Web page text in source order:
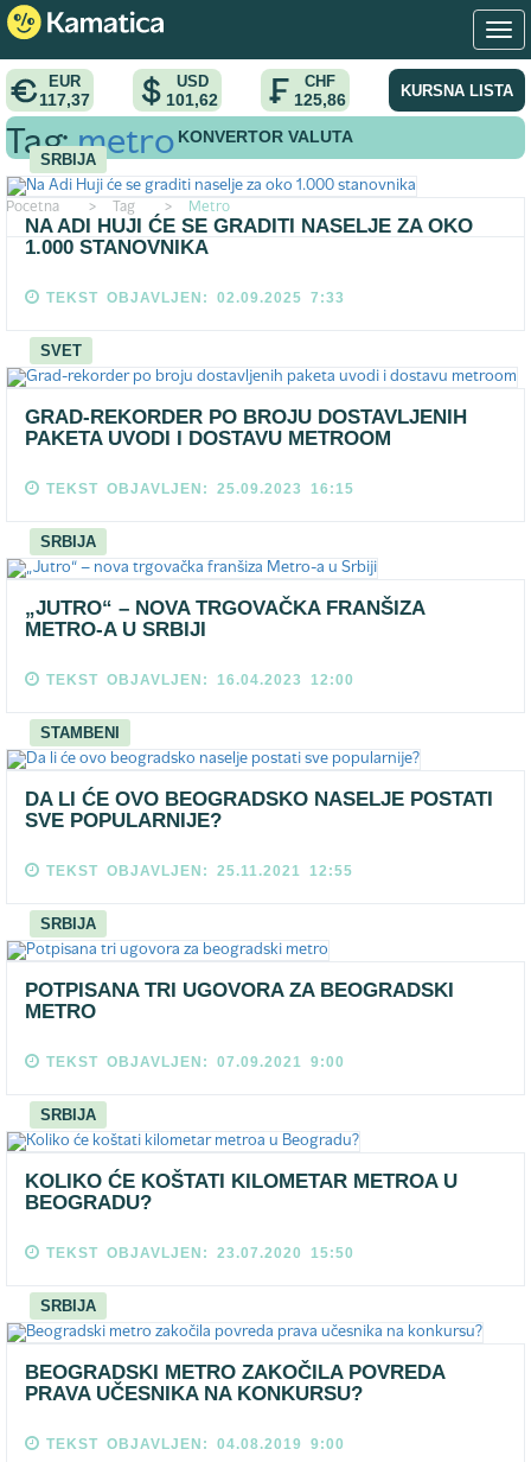
EUR
117,37
USD
101,62
CHF
125,86 KURSNA LISTA
KONVERTOR VALUTA
Pocetna > Tag > Metro
Tag:metro
SRBIJA
NA ADI HUJI ĆE SE GRADITI NASELJE ZA OKO
1.000 STANOVNIKA
TEKST OBJAVLJEN: 02.09.2025 7:33
SVET
GRAD-REKORDER PO BROJU DOSTAVLJENIH
PAKETA UVODI I DOSTAVU METROOM
TEKST OBJAVLJEN: 25.09.2023 16:15
SRBIJA
„JUTRO“ – NOVA TRGOVAČKA FRANŠIZA
METRO-A U SRBIJI
TEKST OBJAVLJEN: 16.04.2023 12:00
STAMBENI
DA LI ĆE OVO BEOGRADSKO NASELJE POSTATI
SVE POPULARNIJE?
TEKST OBJAVLJEN: 25.11.2021 12:55
SRBIJA
POTPISANA TRI UGOVORA ZA BEOGRADSKI
METRO
TEKST OBJAVLJEN: 07.09.2021 9:00
SRBIJA
KOLIKO ĆE KOŠTATI KILOMETAR METROA U
BEOGRADU?
TEKST OBJAVLJEN: 23.07.2020 15:50
SRBIJA
BEOGRADSKI METRO ZAKOČILA POVREDA
PRAVA UČESNIKA NA KONKURSU?
TEKST OBJAVLJEN: 04.08.2019 9:00